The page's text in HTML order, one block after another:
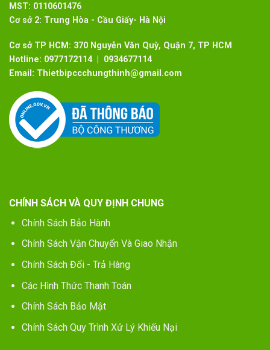
MST: 0110601476
Cơ sở 2: Trung Hòa - Cầu Giấy- Hà Nội
Cơ sở TP HCM: 370 Nguyễn Văn Quỳ, Quận 7, TP HCM
Hotline: 0977172114 | 0934677114
Email: Thietbipccchungthinh@gmail.com
CHÍNH SÁCH VÀ QUY ĐỊNH CHUNG
Chính Sách Bảo Hành
Chính Sách Vận Chuyển Và Giao Nhận
Chính Sách Đổi - Trả Hàng
Các Hình Thức Thanh Toán
Chính Sách Bảo Mật
Chính Sách Quy Trình Xử Lý Khiếu Nại